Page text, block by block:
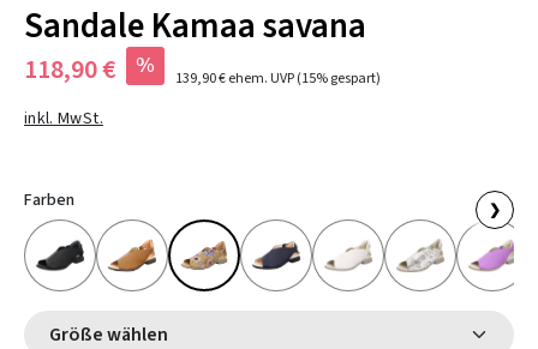
Sandale Kamaa savana
118,90 € % 139,90 €ehem. UVP(15% gespart)
inkl. MwSt.
Farben ❯
Größe wählen